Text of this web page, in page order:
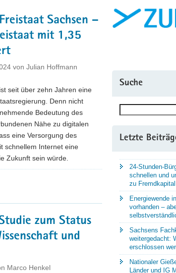
Sachsen –
mit 1,35
von Julian Hoffmann
seit über zehn Jahren eine
Denn nicht
Bedeutung des
Nähe zu digitalen
eine Versorgung des
schnellem Internet eine
Zukunft sein würde.
zum Status
und
Marco Henkel
Suche
Suchen
Letzte
24-Stunden-
schnellen und
zu Fremdkapital
Energiewende
vorhanden –
Sachsens
weitergedacht:
erschlossen
Nationaler
Länder und IG